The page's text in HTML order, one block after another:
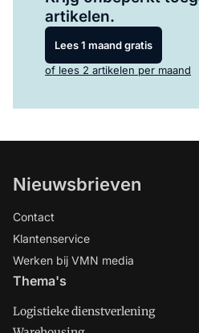
artikelen.
Lees 1 maand gratis
of lees 2 artikelen per maand
Nieuwsbrieven
Contact
Klantenservice
Werken bij VMN media
Thema's
Logistieke dienstverlening